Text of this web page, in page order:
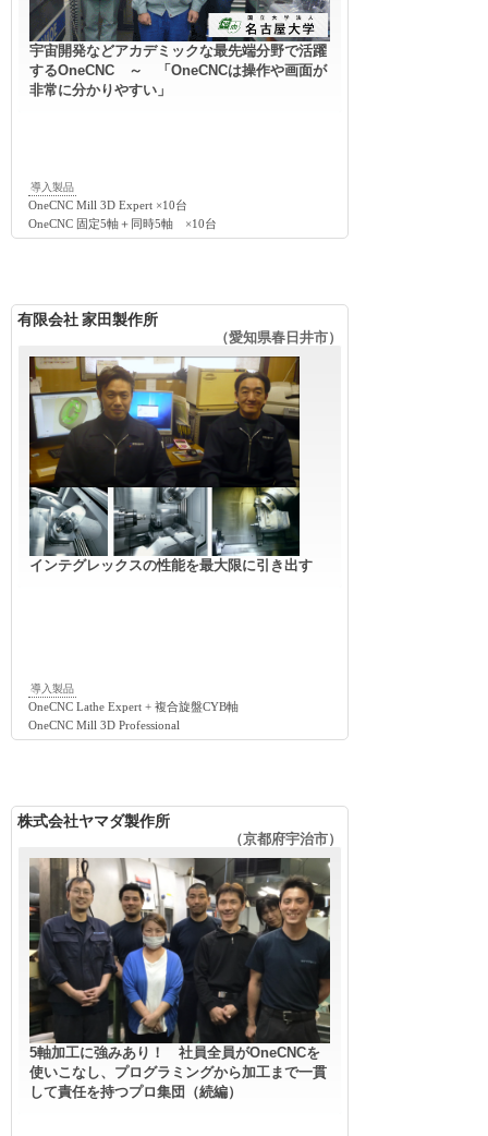
宇宙開発などアカデミックな最先端分野で活躍
するOneCNC ～ 「OneCNCは操作や画面が
非常に分かりやすい」
導入製品
OneCNC Mill 3D Expert ×10台
OneCNC 固定5軸＋同時5軸 ×10台
有限会社 家田製作所
（愛知県春日井市）
インテグレックスの性能を最大限に引き出す
導入製品
OneCNC Lathe Expert + 複合旋盤CYB軸
OneCNC Mill 3D Professional
株式会社ヤマダ製作所
（京都府宇治市）
5軸加工に強みあり！ 社員全員がOneCNCを
使いこなし、プログラミングから加工まで一貫
して責任を持つプロ集団（続編）